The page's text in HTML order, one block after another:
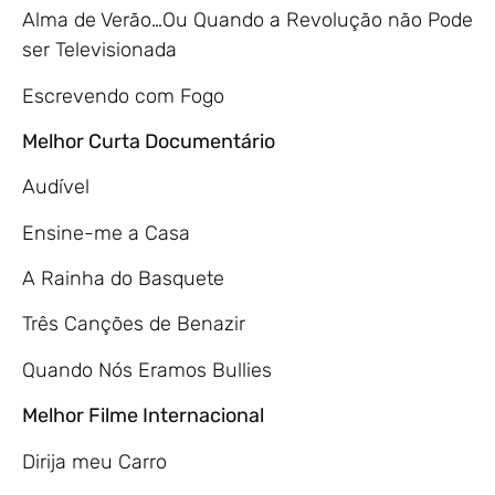
Alma de Verão…Ou Quando a Revolução não Pode
ser Televisionada
Escrevendo com Fogo
Melhor Curta Documentário
Audível
Ensine-me a Casa
A Rainha do Basquete
Três Canções de Benazir
Quando Nós Eramos Bullies
Melhor Filme Internacional
Dirija meu Carro